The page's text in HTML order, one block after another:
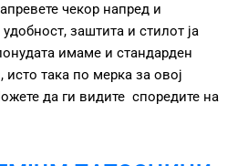
чекор напред и
удобност, заштита и стилот ја
имаме и стандарден
исто така по мерка за овој
да ги видите споредите на